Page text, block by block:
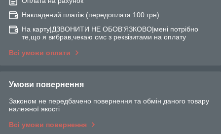
Накладений платіж (передоплата 100 грн)
На карту|ДЗВОНИТИ НЕ ОБОВ'ЯЗКОВО|мені потрібно
те,що я вибрав,чекаю смс з реквізитами на оплату
Всі умови оплати
Умови повернення
Законом не передбачено повернення та обмін даного товару
належної якості
Всі умови повернення